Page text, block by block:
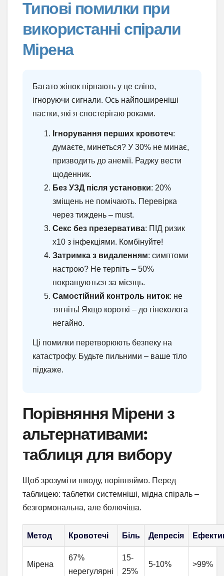
Типові помилки при
використанні спірали
Мірена
Багато жінок пірнають у це сліпо,
ігноруючи сигнали. Ось найпоширеніші
пастки, які я спостерігаю роками.
Ігнорування перших кровотеч:
думаєте, минеться? У 30% не минає,
призводить до анемії. Раджу вести
щоденник.
Без УЗД після установки: 20%
зміщень не помічають. Перевірка
через тиждень – must.
Секс без презерватива: ПІД ризик
х10 з інфекціями. Комбінуйте!
Затримка з видаленням: симптоми
настрою? Не терпіть – 50%
покращуються за місяць.
Самостійний контроль ниток: не
тягніть! Якщо короткі – до гінеколога
негайно.
Ці помилки перетворюють безпеку на
катастрофу. Будьте пильними – ваше тіло
підкаже.
Порівняння Мірени з
альтернативами:
таблиця для вибору
Щоб зрозуміти шкоду, порівняймо. Перед
таблицею: таблетки системніші, мідна спіраль –
безгормональна, але болючіша.
Метод Кровотечі Біль Депресія
Мірена
67%
нерегулярні
15-
25%
5-10% >99%